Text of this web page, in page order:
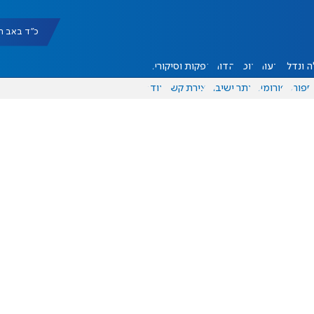
כ"ד באב תשפ"ו
ונדל"ן דעות אוכל יהדות הפקות וסיקורים
ספורט פורומים אתר ישיבה יצירת קשר עוד